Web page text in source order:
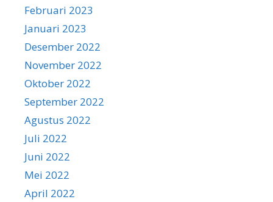
Februari 2023
Januari 2023
Desember 2022
November 2022
Oktober 2022
September 2022
Agustus 2022
Juli 2022
Juni 2022
Mei 2022
April 2022